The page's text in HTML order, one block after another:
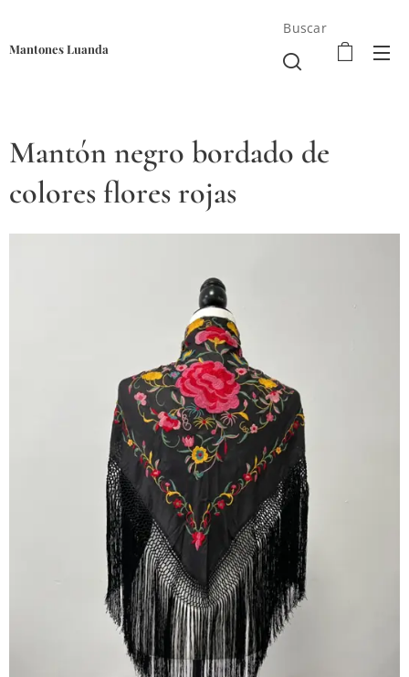
Mantones Luanda
Buscar
Mantón negro bordado de
colores flores rojas